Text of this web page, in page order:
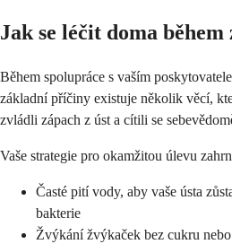
Jak se léčit doma během
Během spolupráce s vaším
základní příčiny existuje několik věcí,
zvládli zápach z úst a cítili se
Vaše strategie pro okamžitou úlevu
Časté pití vody, aby vaše ústa
bakterie
Žvýkání žvýkaček bez cukru